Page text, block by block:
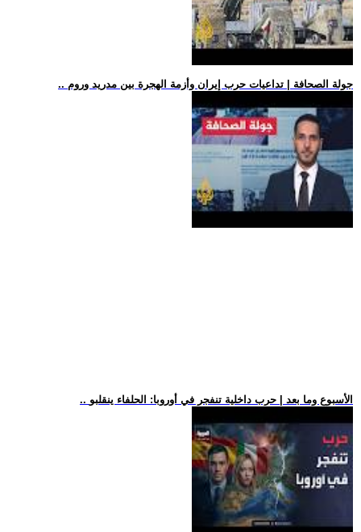
.. جولة الصحافة | تداعيات حرب إيران وأزمة الهجرة بين مدريد وروم
.. الأسبوع وما بعد | حرب داخلية تنفجر في أوروبا: الحلفاء ينقلبو